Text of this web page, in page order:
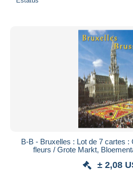
B-B - Bruxelles : Lot de 7 cartes :
fleurs / Grote Markt,
± 2,08